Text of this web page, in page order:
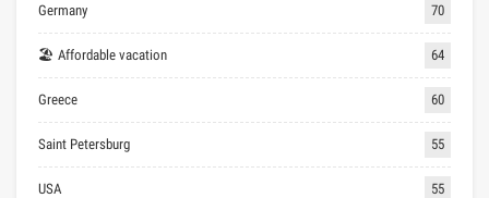
Germany 70
🏖 Affordable vacation 64
Greece 60
Saint Petersburg 55
USA 55